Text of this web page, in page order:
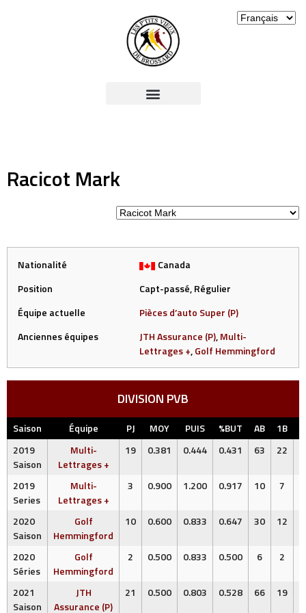
Racicot Mark
Nationalité
Canada
Position
Capt-passé, Régulier
Équipe actuelle
Pièces d’auto Super (P)
Anciennes équipes
JTH Assurance (P),Multi-
Lettrages +,Golf Hemmingford
DIVISION PVB
Saison Équipe PJ MOY PUIS %BUT AB 1B
2019
Saison
Multi-
Lettrages +
19 0.381 0.444 0.431 63 22
2019
Series
Multi-
Lettrages +
3 0.900 1.200 0.917 10 7
2020
Saison
Golf
Hemmingford
10 0.600 0.833 0.647 30 12
2020
Séries
Golf
Hemmingford
2 0.500 0.833 0.500 6 2
2021
Saison
JTH
Assurance (P)
21 0.500 0.803 0.528 66 19